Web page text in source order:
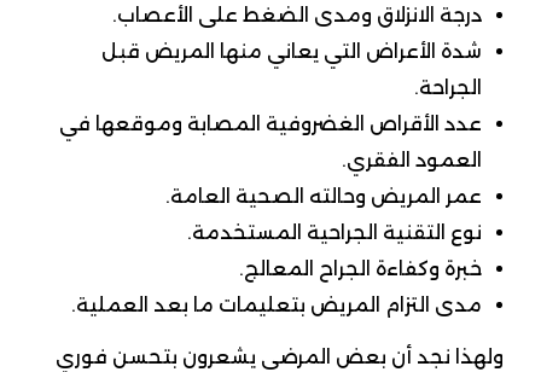
درجة الانزلاق ومدى الضغط على الأعصاب.
شدة الأعراض التي يعاني منها المريض قبل
الجراحة.
عدد الأقراص الغضروفية المصابة وموقعها في
العمود الفقري.
عمر المريض وحالته الصحية العامة.
نوع التقنية الجراحية المستخدمة.
خبرة وكفاءة الجراح المعالج.
مدى التزام المريض بتعليمات ما بعد العملية.
ولهذا نجد أن بعض المرضى يشعرون بتحسن فوري